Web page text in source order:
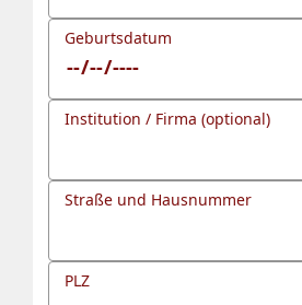
Geburtsdatum
Institution / Firma (optional)
Straße und Hausnummer
PLZ